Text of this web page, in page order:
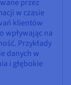
przez
w czasie
klientów
wpływając na
Przykłady
danych w
i głębokie